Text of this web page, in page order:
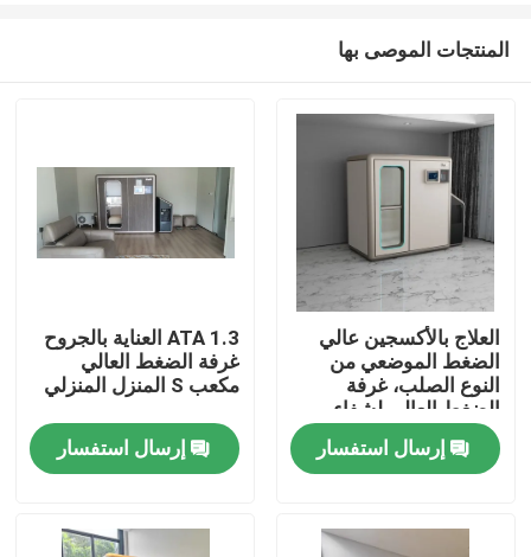
بيت
منتجات
المنتجات الموصى بها
العلاج بالأكسجين عالي
الضغط الموضعي من
النوع الصلب، غرفة
الضغط العالي لشفاء
الجروح
إرسال استفسار
1.3 ATA العناية بالجروح
غرفة الضغط العالي
مكعب S المنزل المنزلي
إرسال استفسار